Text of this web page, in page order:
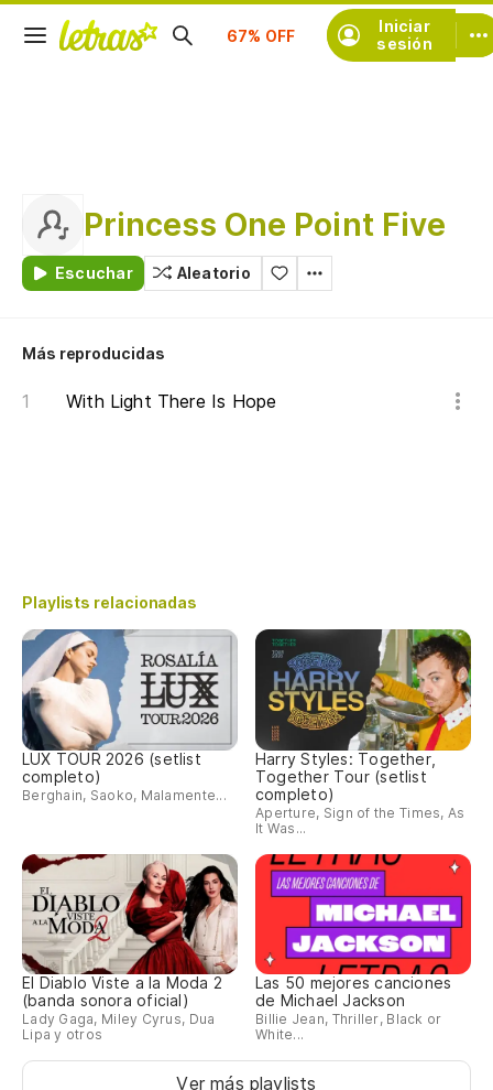
Iniciar
sesión
Suscríbete
Princess One Point Five
Escuchar Aleatorio
Más reproducidas
With Light There Is Hope
Playlists relacionadas
LUX TOUR 2026 (setlist
completo)
Berghain, Saoko, Malamente...
Harry Styles: Together,
Together Tour (setlist
completo)
Aperture, Sign of the Times, As
It Was...
El Diablo Viste a la Moda 2
(banda sonora oficial)
Lady Gaga, Miley Cyrus, Dua
Lipa y otros
Las 50 mejores canciones
de Michael Jackson
Billie Jean, Thriller, Black or
White...
Ver más playlists